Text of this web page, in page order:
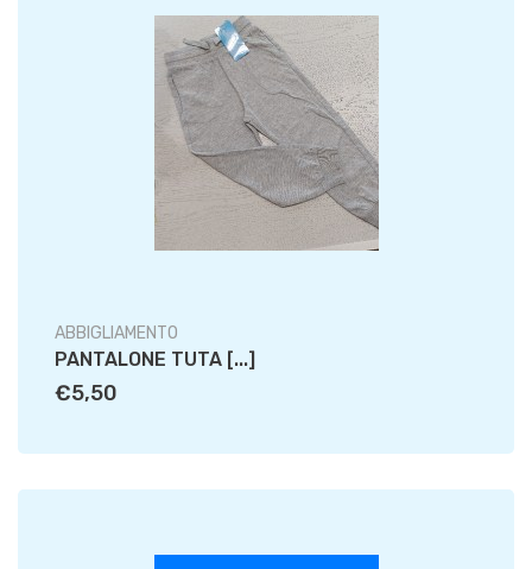
ABBIGLIAMENTO
PANTALONE TUTA [...]
€5,50